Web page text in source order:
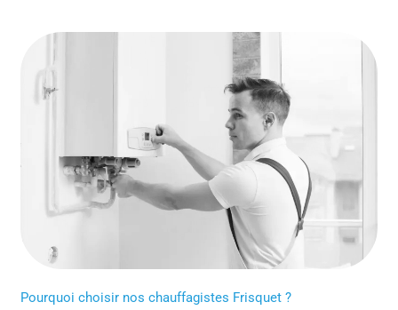
Pourquoi choisir nos chauffagistes Frisquet ?